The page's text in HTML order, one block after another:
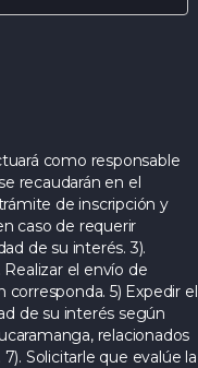
como responsable
recaudarán en el
de inscripción y
caso de requerir
de su interés. 3).
el envío de
5) Expedir el
de su interés según
relacionados
Solicitarle que evalúe la